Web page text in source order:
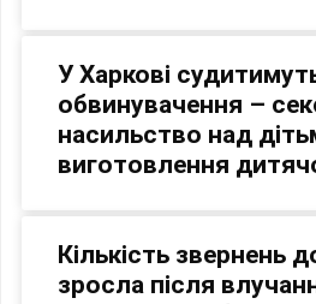
У Харкові
обвинувачення –
насильство над
виготовлення
Кількість звернень
зросла після